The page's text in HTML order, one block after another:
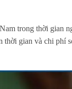
trong thời gian
gian và chi phí